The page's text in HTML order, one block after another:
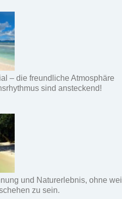
– die freundliche Atmosphäre
sind ansteckend!
und Naturerlebnis, ohne
zu sein.